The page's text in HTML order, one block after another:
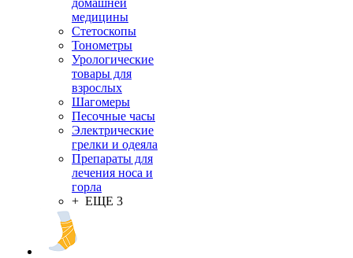
домашней
медицины
Стетоскопы
Тонометры
Урологические
товары для
взрослых
Шагомеры
Песочные часы
Электрические
грелки и одеяла
Препараты для
лечения носа и
горла
+ ЕЩЕ 3